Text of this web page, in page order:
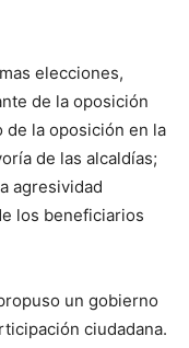
elecciones,
de la oposición
de la oposición en la
de las alcaldías;
agresividad
los beneficiarios
un gobierno
ciudadana.